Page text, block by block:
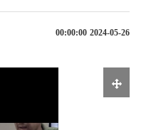
2024-05-26 00:00:00